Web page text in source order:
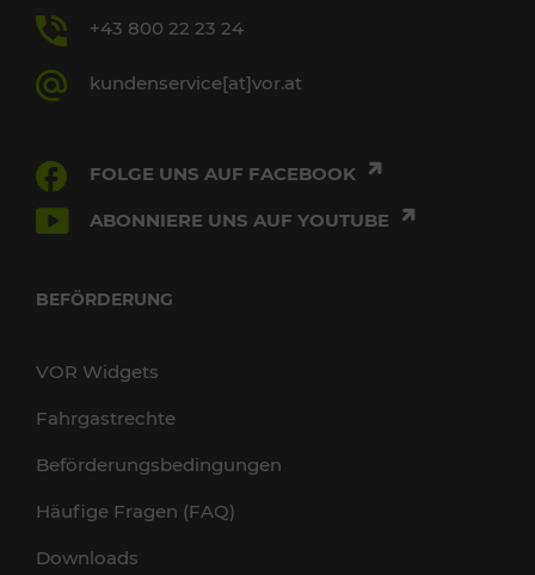
+43 800 22 23 24
kundenservice[at]vor.at
FOLGE UNS AUF FACEBOOK
ABONNIERE UNS AUF YOUTUBE
BEFÖRDERUNG
VOR Widgets
Fahrgastrechte
Beförderungsbedingungen
Häufige Fragen (FAQ)
Downloads